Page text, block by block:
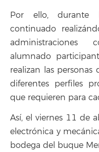
Por ello, durante
continuado
administraciones
alumnado
realizan las
diferentes perfiles
que requieren para
Así, el viernes 11 de
electrónica y
bodega del buque